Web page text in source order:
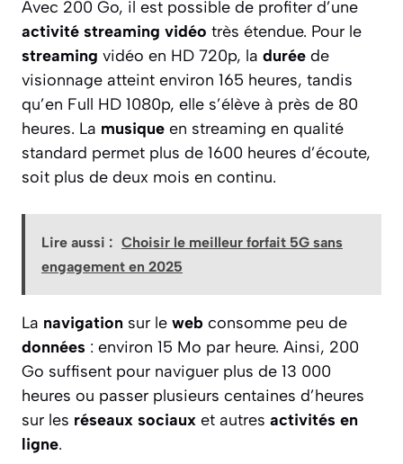
Avec 200 Go, il est possible de profiter d’une
activité streaming vidéo très étendue. Pour le
streaming vidéo en HD 720p, la durée de
visionnage atteint environ 165 heures, tandis
qu’en Full HD 1080p, elle s’élève à près de 80
heures. La musique en streaming en qualité
standard permet plus de 1600 heures d’écoute,
soit plus de deux mois en continu.
Lire aussi : Choisir le meilleur forfait 5G sans
engagement en 2025
La navigation sur le web consomme peu de
données : environ 15 Mo par heure. Ainsi, 200
Go suffisent pour naviguer plus de 13 000
heures ou passer plusieurs centaines d’heures
sur les réseaux sociaux et autres activités en
ligne.